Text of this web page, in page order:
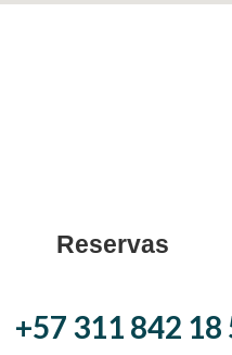
Reservas
+57 311 842 18